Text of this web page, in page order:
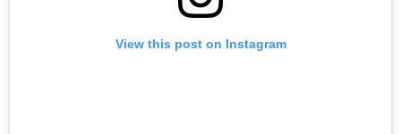
View this post on Instagram